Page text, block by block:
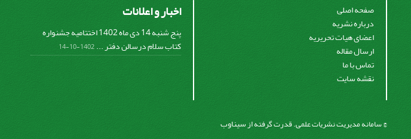
صفحه اصلی
درباره نشریه
اعضای هیات تحریریه
ارسال مقاله
تماس با ما
نقشه سایت
اخبار و اعلانات
پنج شنبه 14 دی ماه 1402 اختتامیه جشنواره
کتاب سلام درسالن دفتر ... 1402-10-14
© سامانه مدیریت نشریات علمی.قدرت گرفته ازسیناوب